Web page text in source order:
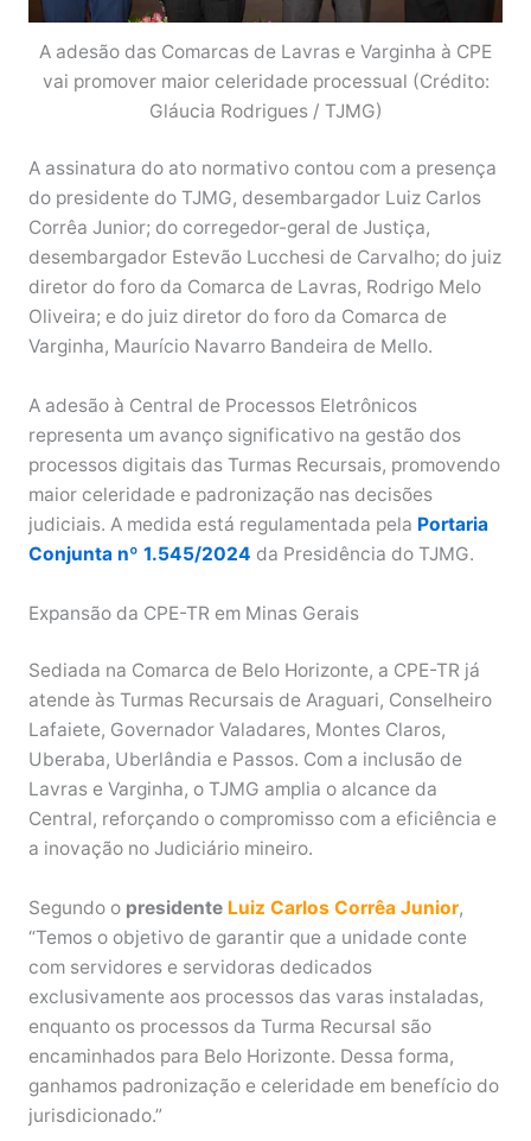
A adesão das Comarcas de Lavras e Varginha à CPE
vai promover maior celeridade processual (Crédito:
Gláucia Rodrigues / TJMG)
A assinatura do ato normativo contou com a presença
do presidente do TJMG, desembargador Luiz Carlos
Corrêa Junior; do corregedor-geral de Justiça,
desembargador Estevão Lucchesi de Carvalho; do juiz
diretor do foro da Comarca de Lavras, Rodrigo Melo
Oliveira; e do juiz diretor do foro da Comarca de
Varginha, Maurício Navarro Bandeira de Mello.
A adesão à Central de Processos Eletrônicos
representa um avanço significativo na gestão dos
processos digitais das Turmas Recursais, promovendo
maior celeridade e padronização nas decisões
judiciais. A medida está regulamentada pela Portaria
Conjunta nº 1.545/2024 da Presidência do TJMG.
Expansão da CPE-TR em Minas Gerais
Sediada na Comarca de Belo Horizonte, a CPE-TR já
atende às Turmas Recursais de Araguari, Conselheiro
Lafaiete, Governador Valadares, Montes Claros,
Uberaba, Uberlândia e Passos. Com a inclusão de
Lavras e Varginha, o TJMG amplia o alcance da
Central, reforçando o compromisso com a eficiência e
a inovação no Judiciário mineiro.
Segundo o presidente Luiz Carlos Corrêa Junior,
“Temos o objetivo de garantir que a unidade conte
com servidores e servidoras dedicados
exclusivamente aos processos das varas instaladas,
enquanto os processos da Turma Recursal são
encaminhados para Belo Horizonte. Dessa forma,
ganhamos padronização e celeridade em benefício do
jurisdicionado.”